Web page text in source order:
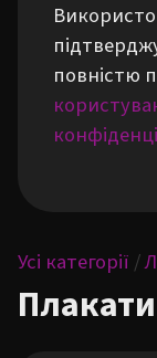
повністю
Усі категорії /
Плакати